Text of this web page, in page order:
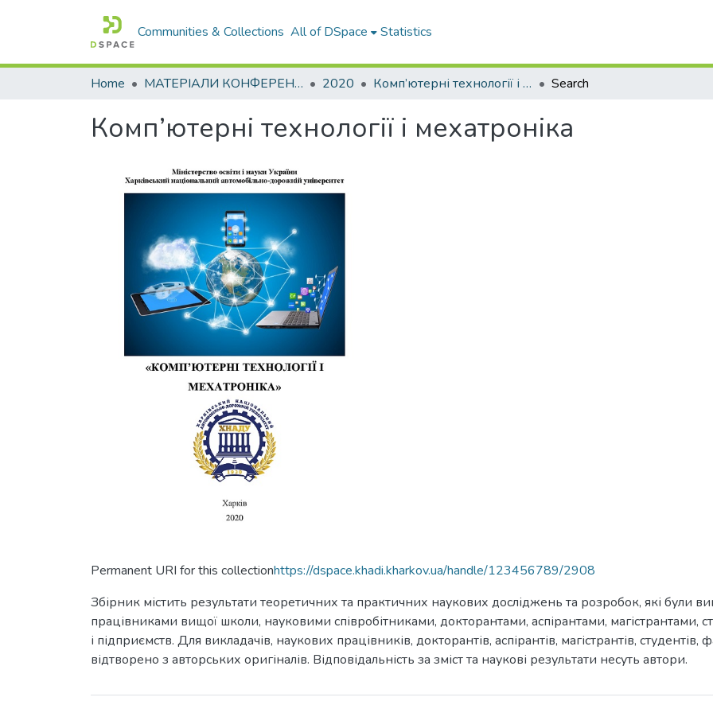
Communities & Collections All of DSpace Statistics
Home МАТЕРІАЛИ КОНФЕРЕНЦІЙ 2020 Комп’ютерні технології і мехатроніка Search
Комп’ютерні технології і мехатроніка
Permanent URI for this collectionhttps://dspace.khadi.kharkov.ua/handle/123456789/2908
Збірник містить результати теоретичних та практичних наукових досліджень та розробок, які були
працівниками вищої школи, науковими співробітниками, докторантами, аспірантами, магістрантами,
і підприємств. Для викладачів, наукових працівників, докторантів, аспірантів, магістрантів,
відтворено з авторських оригіналів. Відповідальність за зміст та наукові результати несуть автори.